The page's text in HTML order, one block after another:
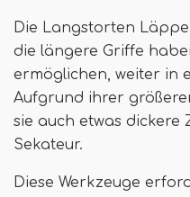
Die Langstorten
die längere Griffe
ermöglichen, weiter in
Aufgrund ihrer
sie auch etwas dickere
Sekateur.
Diese Werkzeuge